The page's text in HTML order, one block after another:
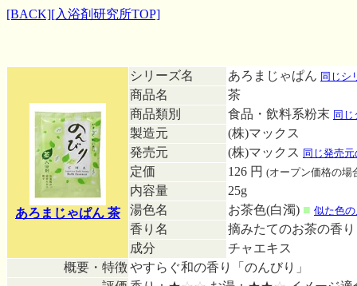
[BACK][入浴剤研究所TOP]
あろまじゃぱん 茶
シリーズ名 あろまじゃぱん 同じシ
商品名
茶
商品類別
食品・飲料系粉末 同
製造元
(株)マックス
発売元
(株)マックス 同じ発売
定価 126 円 (オープン価格の場
内容量
25g
湯色名
お茶色(白濁) ■ 似た色
香り名
摘みたてのお茶の香
成分
チャエキス
概要・特徴やすらぐ和の香り「のんびり」